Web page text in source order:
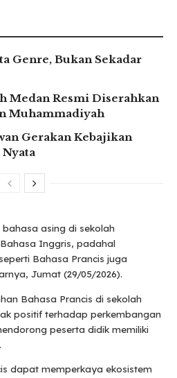
Genre, Bukan Sekadar
Medan Resmi Diserahkan
Muhammadiyah
Gerakan Kebajikan
asing di sekolah
Inggris, padahal
Bahasa Prancis juga
Jumat (29/05/2026).
Bahasa Prancis di sekolah
positif terhadap perkembangan
peserta didik memiliki
dapat memperkaya ekosistem